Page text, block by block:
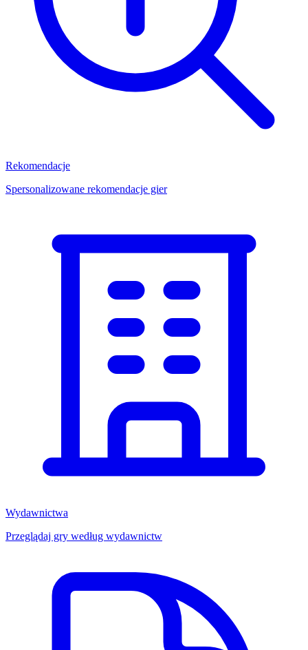
Rekomendacje
Spersonalizowane rekomendacje gier
Wydawnictwa
Przeglądaj gry według wydawnictw